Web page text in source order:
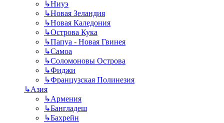
↳Ниуэ
↳Новая Зеландия
↳Новая Каледония
↳Острова Кука
↳Папуа - Новая Гвинея
↳Самоа
↳Соломоновы Острова
↳Фиджи
↳Французская Полинезия
↳Азия
↳Армения
↳Бангладеш
↳Бахрейн